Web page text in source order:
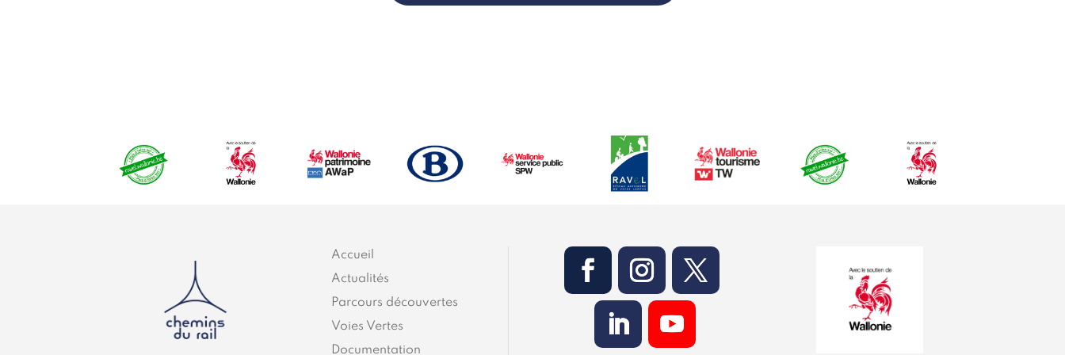
Accueil
Actualités
Parcours découvertes
Voies Vertes
Documentation